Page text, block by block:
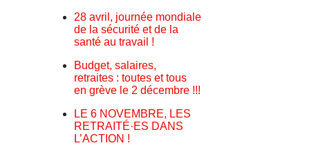
28 avril, journée mondiale
de la sécurité et de la
santé au travail !
Budget, salaires,
retraites : toutes et tous
en grève le 2 décembre !!!
LE 6 NOVEMBRE, LES
RETRAITÉ·ES DANS
L’ACTION !